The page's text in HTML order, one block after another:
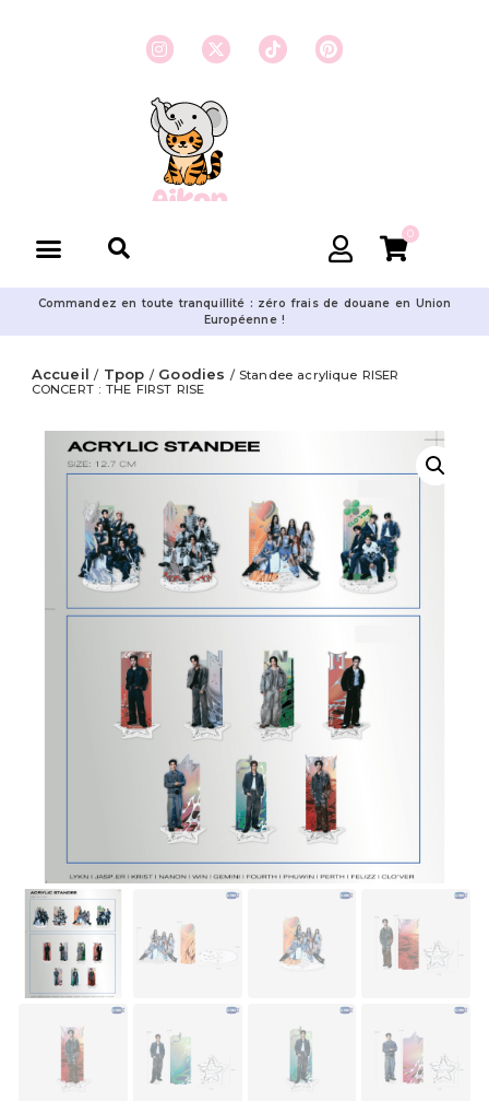
0
Commandez en toute tranquillité : zéro frais de douane en Union
Européenne !
Accueil / Tpop / Goodies / Standee acrylique RISER
CONCERT : THE FIRST RISE